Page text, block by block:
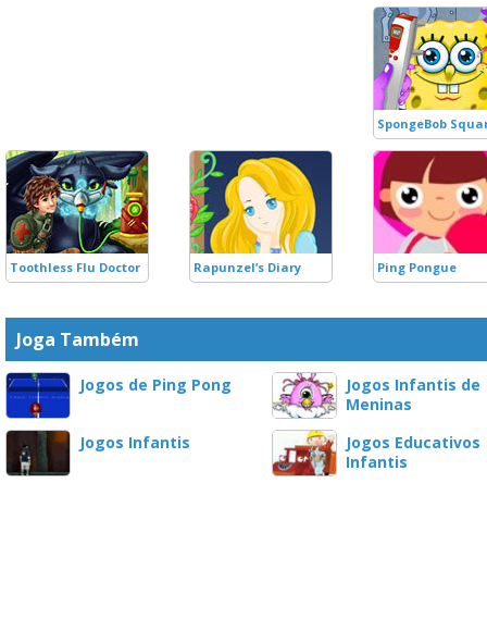
SpongeBob
Toothless Flu Doctor Rapunzel’s Diary Ping Pongue
Joga Também
Jogos de Ping Pong
Jogos Infantis de
Meninas
Jogos Infantis
Jogos Educativos
Infantis